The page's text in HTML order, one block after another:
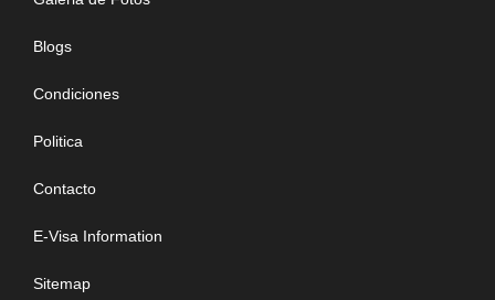
este viaje de 14 días. En cada estado se ve una India
etc cambia de un estado a otro. Gujarat es el estado
Tour Regular con salida diaria
Alemán, Frances.
Programa de Confirmación Inmediata
Blogs
Condiciones
Politica
Contacto
E-Visa Information
Sitemap